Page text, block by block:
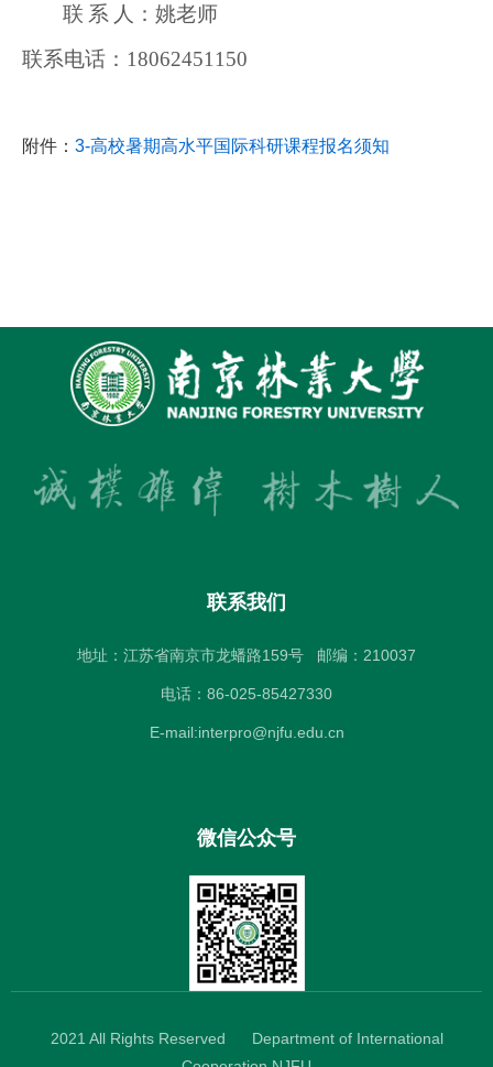
联 系 人： 姚老师
联系电话： 18062451150
附件： 3-高校暑期高水平国际科研课程报名须知
联系我们
地址：江苏省南京市龙蟠路159号 邮编：210037
电话：86-025-85427330
E-mail:interpro@njfu.edu.cn
微信公众号
2021 All Rights Reserved
Department of International